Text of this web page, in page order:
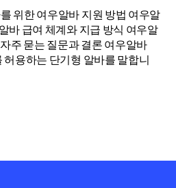
위한 여우알바 지원 방법 여우알
바 급여 체계와 지급 방식 여우알
주 묻는 질문과 결론 여우알바
허용하는 단기형 알바를 말합니